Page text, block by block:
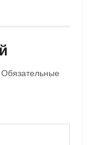
Обязательные